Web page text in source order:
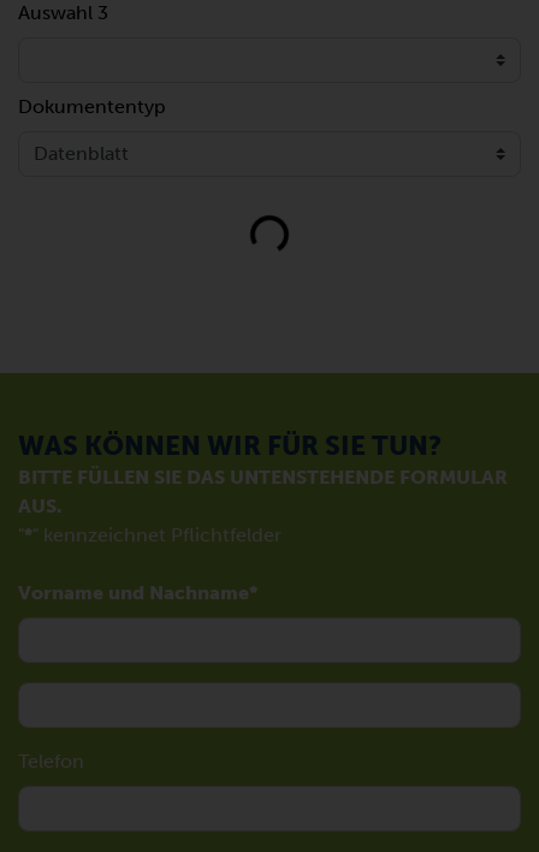
Auswahl 3
Dokumententyp
Loading...
WAS KÖNNEN WIR FÜR SIE TUN?
BITTE FÜLLEN SIE DAS UNTENSTEHENDE FORMULAR
AUS.
"*" kennzeichnet Pflichtfelder
Vorname und Nachname
Telefon